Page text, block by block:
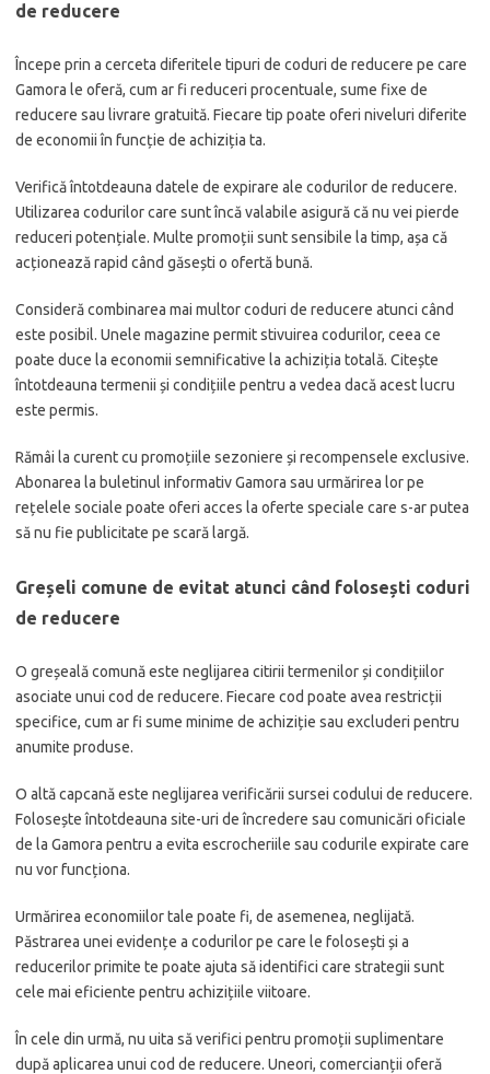
de reducere
Începe prin a cerceta diferitele tipuri de coduri de reducere pe care
Gamora le oferă, cum ar fi reduceri procentuale, sume fixe de
reducere sau livrare gratuită. Fiecare tip poate oferi niveluri diferite
de economii în funcție de achiziția ta.
Verifică întotdeauna datele de expirare ale codurilor de reducere.
Utilizarea codurilor care sunt încă valabile asigură că nu vei pierde
reduceri potențiale. Multe promoții sunt sensibile la timp, așa că
acționează rapid când găsești o ofertă bună.
Consideră combinarea mai multor coduri de reducere atunci când
este posibil. Unele magazine permit stivuirea codurilor, ceea ce
poate duce la economii semnificative la achiziția totală. Citește
întotdeauna termenii și condițiile pentru a vedea dacă acest lucru
este permis.
Rămâi la curent cu promoțiile sezoniere și recompensele exclusive.
Abonarea la buletinul informativ Gamora sau urmărirea lor pe
rețelele sociale poate oferi acces la oferte speciale care s-ar putea
să nu fie publicitate pe scară largă.
Greșeli comune de evitat atunci când folosești coduri
de reducere
O greșeală comună este neglijarea citirii termenilor și condițiilor
asociate unui cod de reducere. Fiecare cod poate avea restricții
specifice, cum ar fi sume minime de achiziție sau excluderi pentru
anumite produse.
O altă capcană este neglijarea verificării sursei codului de reducere.
Folosește întotdeauna site-uri de încredere sau comunicări oficiale
de la Gamora pentru a evita escrocheriile sau codurile expirate care
nu vor funcționa.
Urmărirea economiilor tale poate fi, de asemenea, neglijată.
Păstrarea unei evidențe a codurilor pe care le folosești și a
reducerilor primite te poate ajuta să identifici care strategii sunt
cele mai eficiente pentru achizițiile viitoare.
În cele din urmă, nu uita să verifici pentru promoții suplimentare
după aplicarea unui cod de reducere. Uneori, comercianții oferă